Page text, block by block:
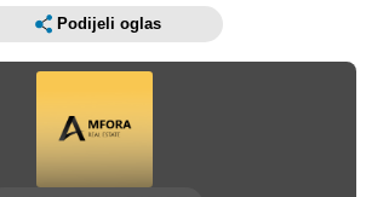
Podijeli oglas